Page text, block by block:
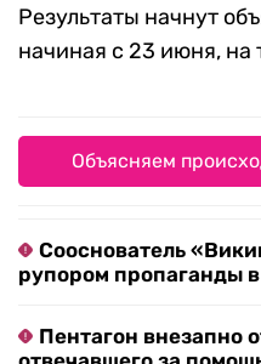
Результаты начнут
начиная с 23 июня, на
Объясняем
Сооснователь
рупором пропаганды
Пентагон внезапно